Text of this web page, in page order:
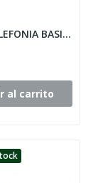
CABLE TELEFONIA BASICA LSFH 4mm BL.
al carrito